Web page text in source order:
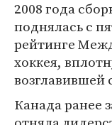
2008 года
поднялась с
рейтинге
хоккея,
возглавившей
Канада ранее